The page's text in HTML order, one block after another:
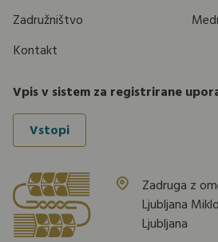
Zadružništvo
Kontakt
Vpis v sistem za registrirane
Vstopi
Zadruga z
Ljubljana
Ljubljana